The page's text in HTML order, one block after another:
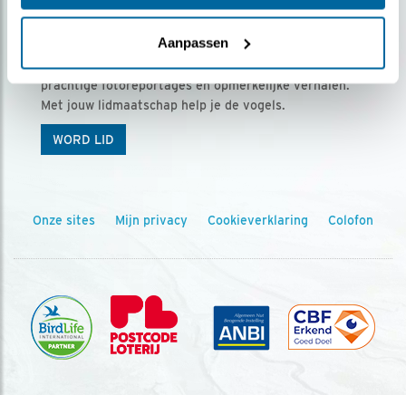
Aanpassen
Ontvang 5 x Vogels voor € 36,00 per jaar
Vogels is het tijdschrift voor onze leden, met
prachtige fotoreportages en opmerkelijke verhalen.
Met jouw lidmaatschap help je de vogels.
WORD LID
Onze sites Mijn privacy Cookieverklaring Colofon